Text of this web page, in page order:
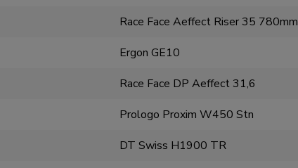
Race Face Aeffect Riser 35 780mm
Ergon GE10
Race Face DP Aeffect 31,6
Prologo Proxim W450 Stn
DT Swiss H1900 TR